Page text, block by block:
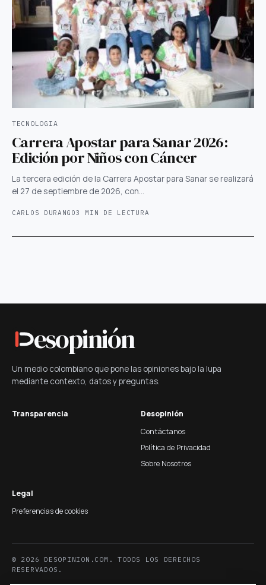
TECNOLOGIA
Carrera Apostar para Sanar 2026:
Edición por Niños con Cáncer
La tercera edición de la Carrera Apostar para Sanar se realizará
el 27 de septiembre de 2026, con…
CARLOS DURANGO3 MIN DE LECTURA
esopinión
Un medio colombiano que pone las opiniones bajo la lupa
mediante contexto, datos y preguntas.
Transparencia
Desopinión
Contáctanos
Política de Privacidad
Sobre Nosotros
Legal
Preferencias de cookies
© 2026 DESOPINION.COM. TODOS LOS DERECHOS
RESERVADOS.